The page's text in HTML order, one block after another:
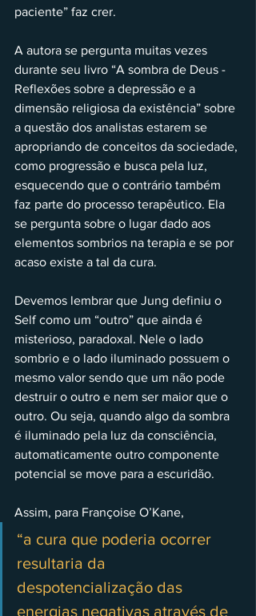
paciente” faz crer.
A autora se pergunta muitas vezes
durante seu livro “A sombra de Deus -
Reflexões sobre a depressão e a
dimensão religiosa da existência” sobre
a questão dos analistas estarem se
apropriando de conceitos da sociedade,
como progressão e busca pela luz,
esquecendo que o contrário também
faz parte do processo terapêutico. Ela
se pergunta sobre o lugar dado aos
elementos sombrios na terapia e se por
acaso existe a tal da cura.
Devemos lembrar que Jung definiu o
Self como um “outro” que ainda é
misterioso, paradoxal. Nele o lado
sombrio e o lado iluminado possuem o
mesmo valor sendo que um não pode
destruir o outro e nem ser maior que o
outro. Ou seja, quando algo da sombra
é iluminado pela luz da consciência,
automaticamente outro componente
potencial se move para a escuridão.
Assim, para Françoise O’Kane,
“a cura que poderia ocorrer
resultaria da
despotencialização das
energias negativas através de